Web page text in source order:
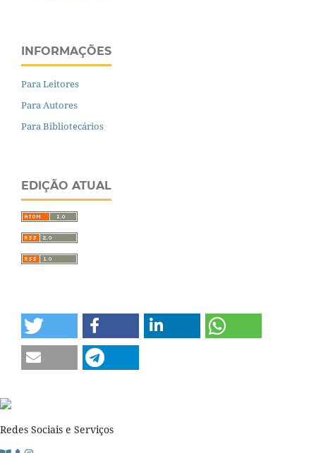
INFORMAÇÕES
Para Leitores
Para Autores
Para Bibliotecários
EDIÇÃO ATUAL
Redes Sociais e Serviços